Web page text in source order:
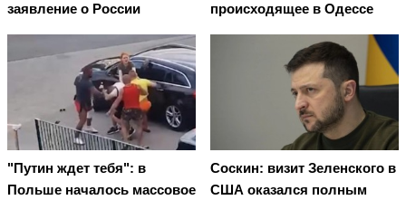
заявление о России
происходящее в Одессе
"Путин ждет тебя": в
Польше началось массовое
Соскин: визит Зеленского в
США оказался полным